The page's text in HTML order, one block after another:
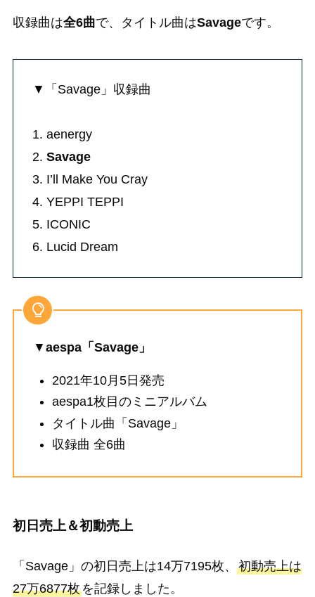
収録曲は全6曲で、タイトル曲はSavageです。
▼「Savage」収録曲
1. aenergy
2. Savage
3. I’ll Make You Cray
4. YEPPI TEPPI
5. ICONIC
6. Lucid Dream
▼ aespa「Savage」
2021年10月5日発売
aespa1枚目のミニアルバム
タイトル曲「Savage」
収録曲 全6曲
初日売上＆初動売上
「Savage」の初日売上は14万7195枚、 初動売上は
27万6877枚を記録しました。